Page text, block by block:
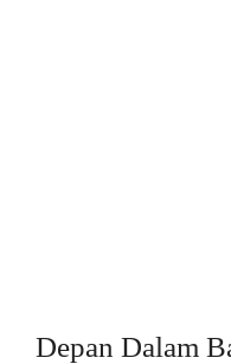
Depan Dalam